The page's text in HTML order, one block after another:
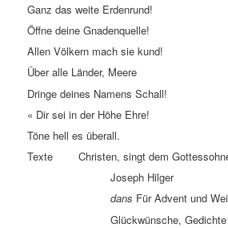
Ganz das weite Erdenrund!
Öffne deine Gnadenquelle!
Allen Völkern mach sie kund!
Über alle Länder, Meere
Dringe deines Namens Schall!
« Dir sei in der Höhe Ehre!
Töne hell es überall.
Texte Christen, singt dem
Joseph Hilger
dans Für Advent und
Glückwünsche, Gedichte